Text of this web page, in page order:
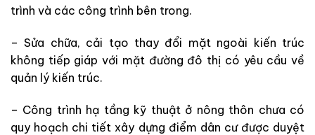
trình và các công trình bên trong.
– Sửa chữa, cải tạo thay đổi mặt ngoài kiến trúc
không tiếp giáp với mặt đường đô thị có yêu cầu về
quản lý kiến trúc.
– Công trình hạ tầng kỹ thuật ở nông thôn chưa có
quy hoạch chi tiết xây dựng điểm dân cư được duyệt